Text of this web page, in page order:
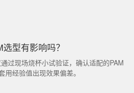
型有影响吗？
过现场烧杯小试验证，确认适配的PAM
用经验值出现效果偏差。